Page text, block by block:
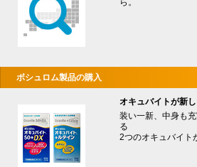
ら。
ボシュロム製品の購入
オキュバイトが新
装い一新、中身も
る
2つのオキュバイト